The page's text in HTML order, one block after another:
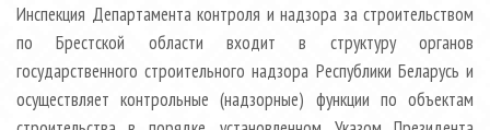
Инспекция Департамента контроля и надзора за строительством
по Брестской области входит в структуру органов
государственного строительного надзора Республики Беларусь и
осуществляет контрольные (надзорные) функции по объектам